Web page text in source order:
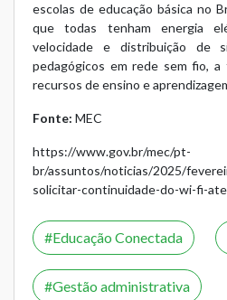
escolas de educação básica no
que todas tenham energia
velocidade e distribuição de
pedagógicos em rede sem fio, a
recursos de ensino e
Fonte: MEC
https://www.gov.br/mec/pt-
br/assuntos/noticias/2025/
solicitar-continuidade-do-wi-fi-
Educação Conectada
Gestão administrativa